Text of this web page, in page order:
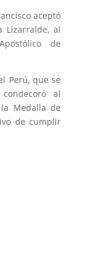
aceptó
Lizarralde, al
de
Perú, que se
al
Medalla de
de cumplir